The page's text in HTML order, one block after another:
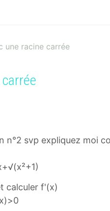
une racine carrée
n°2 svp expliquez moi
calculer f'(x)